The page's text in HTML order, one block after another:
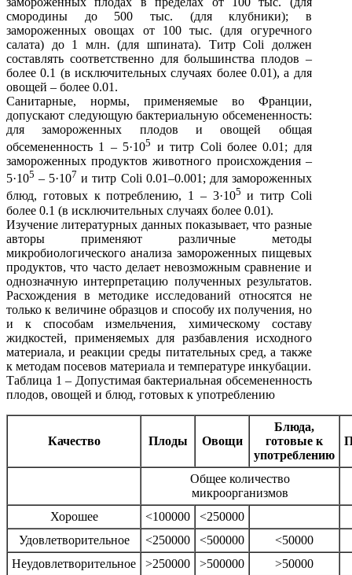
смородины до 500 тыс. (для клубники); в
замороженных овощах от 100 тыс. (для огуречного
салата) до 1 млн. (для шпината). Титр Coli должен
составлять соответственно для большинства плодов –
более 0.1 (в исключительных случаях более 0.01), а для
овощей – более 0.01.
Санитарные, нормы, применяемые во Франции,
допускают следующую бактериальную обсемененность:
для замороженных плодов и овощей общая
обсемененность 1 – 5·105 и титр Coli более 0.01; для
замороженных продуктов животного происхождения –
5·105 – 5·107 и титр Coli 0.01–0.001; для замороженных
блюд, готовых к потреблению, 1 – 3·105 и титр Coli
более 0.1 (в исключительных случаях более 0.01).
Изучение литературных данных показывает, что разные
авторы применяют различные методы
микробиологического анализа замороженных пищевых
продуктов, что часто делает невозможным сравнение и
однозначную интерпретацию полученных результатов.
Расхождения в методике исследований относятся не
только к величине образцов и способу их получения, но
и к способам измельчения, химическому составу
жидкостей, применяемых для разбавления исходного
материала, и реакции среды питательных сред, а также
к методам посевов материала и температуре инкубации.
Таблица 1 – Допустимая бактериальная обсемененность
плодов, овощей и блюд, готовых к употреблению
Качество Плоды Овощи
Блюда,
готовые к
употреблению
Общее количество
микроорганизмов
Хорошее
<100000
<250000
Удовлетворительное
<250000 <500000
<50000
Неудовлетворительное
>250000 >500000
>50000